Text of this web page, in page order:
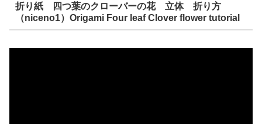
折り紙 四つ葉のクローバーの花 立体 折り方
（niceno1）Origami Four leaf Clover flower tutorial